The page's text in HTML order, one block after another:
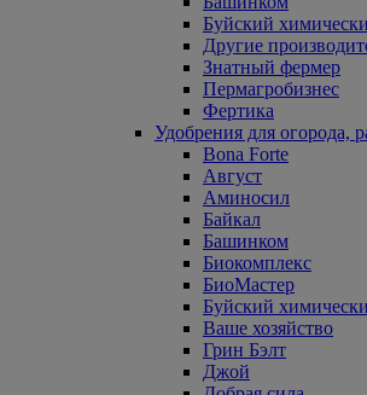
Буйский
Другие
Знатный фермер
Пермагробизнес
Фертика
Удобрения для огорода,
Bona Forte
Август
Аминосил
Байкал
Башинком
Биокомплекс
БиоМастер
Буйский
Ваше хозяйство
Грин Бэлт
Джой